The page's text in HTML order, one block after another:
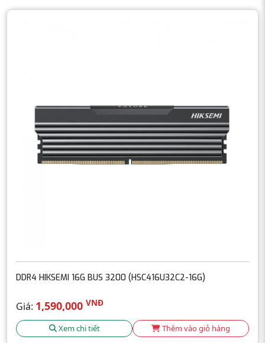
DDR4 HIKSEMI 16G BUS 3200 (HSC416U32C2-16G)
Giá: 1,590,000 VNĐ
Xem chi tiết Thêm vào giỏ hàng